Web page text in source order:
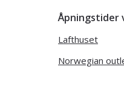
Lafthuset
Norwegian